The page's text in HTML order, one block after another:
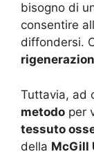
bisogno di
consentire
diffondersi.
Tuttavia, ad
metodo per
tessuto
della McGill